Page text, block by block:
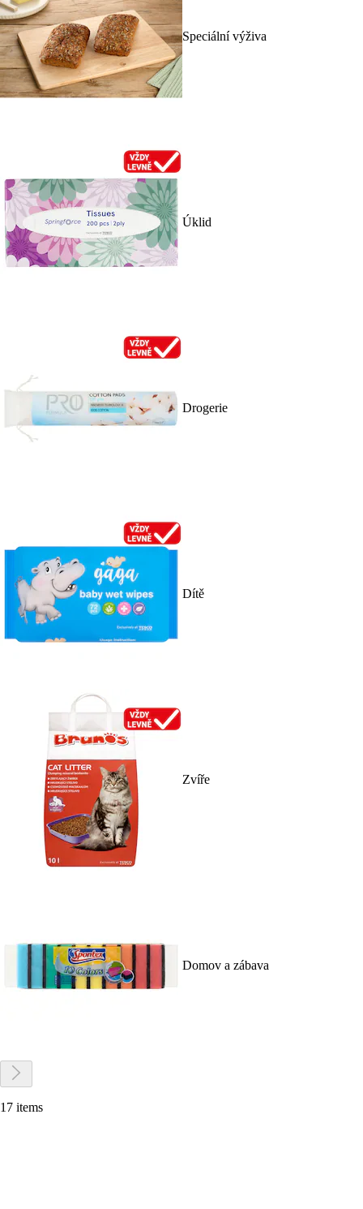
Speciální výživa
Úklid
Drogerie
Dítě
Zvíře
Domov a zábava
17 items